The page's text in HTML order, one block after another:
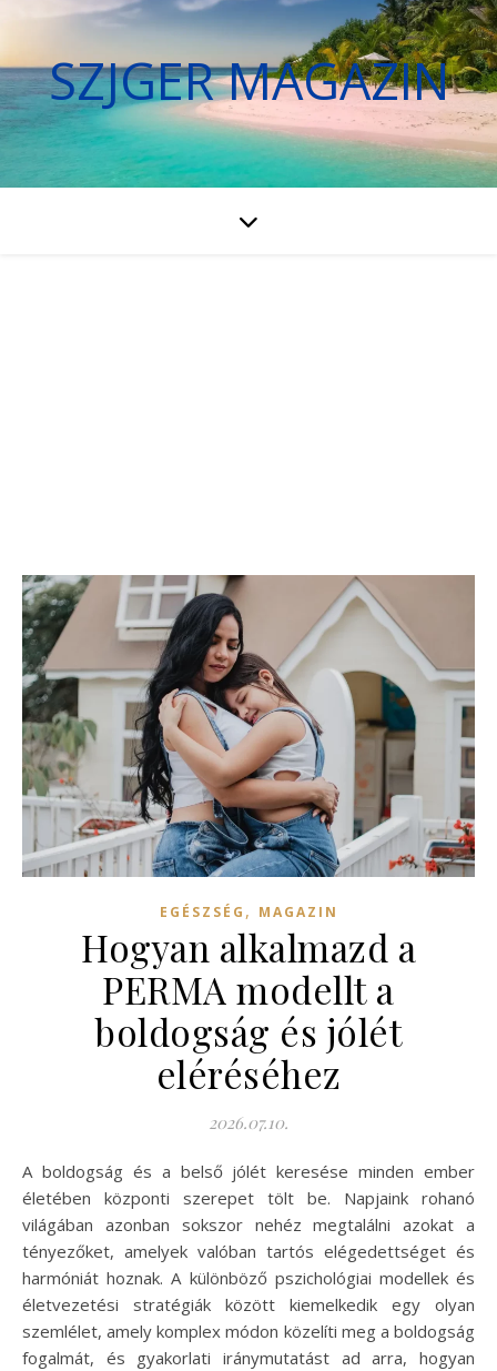
SZJGER MAGAZIN
EGÉSZSÉG , MAGAZIN
Hogyan alkalmazd a
PERMA modellt a
boldogság és jólét
eléréséhez
2026.07.10.
A boldogság és a belső jólét keresése minden ember
életében központi szerepet tölt be. Napjaink rohanó
világában azonban sokszor nehéz megtalálni azokat a
tényezőket, amelyek valóban tartós elégedettséget és
harmóniát hoznak. A különböző pszichológiai modellek és
életvezetési stratégiák között kiemelkedik egy olyan
szemlélet, amely komplex módon közelíti meg a boldogság
fogalmát, és gyakorlati iránymutatást ad arra, hogyan